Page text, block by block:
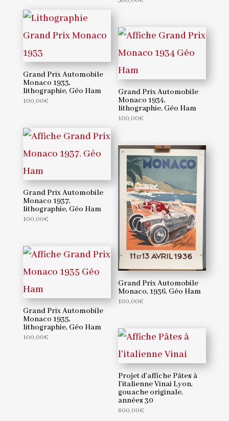
Grand Prix Automobile
Monaco 1933,
lithographie, Géo Ham
100,00€
Grand Prix Automobile
Monaco 1934,
lithographie, Géo Ham
100,00€
Grand Prix Automobile
Monaco 1937,
lithographie, Géo Ham
100,00€
Grand Prix Automobile
Monaco, 1936, Géo Ham
100,00€
Grand Prix Automobile
Monaco 1935,
lithographie, Géo Ham
100,00€
Projet d’affiche Pâtes à
l’italienne Vinai Lyon,
gouache originale,
années 30
600,00€